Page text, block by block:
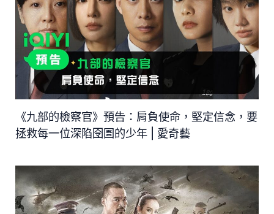
《九部的檢察官》預告：肩負使命，堅定信念，要
拯救每一位深陷囹圄的少年 | 愛奇藝